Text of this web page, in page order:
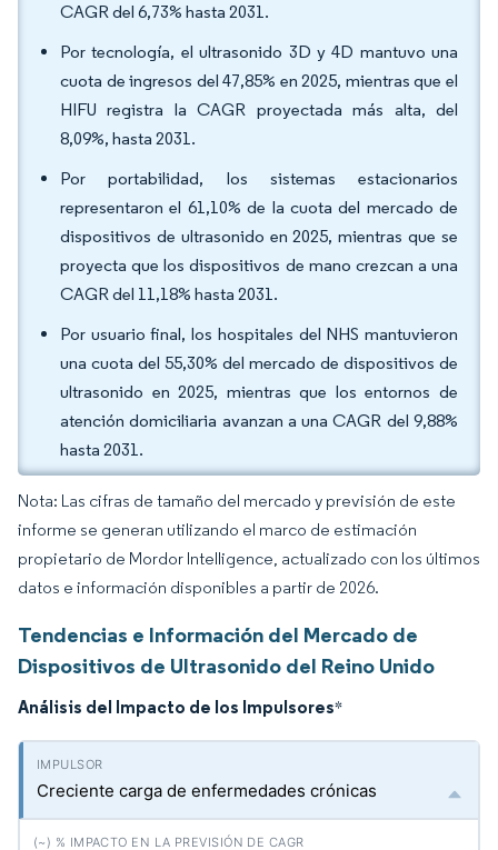
CAGR del 6,73% hasta 2031.
Por tecnología, el ultrasonido 3D y 4D mantuvo una
cuota de ingresos del 47,85% en 2025, mientras que el
HIFU registra la CAGR proyectada más alta, del
8,09%, hasta 2031.
Por portabilidad, los sistemas estacionarios
representaron el 61,10% de la cuota del mercado de
dispositivos de ultrasonido en 2025, mientras que se
proyecta que los dispositivos de mano crezcan a una
CAGR del 11,18% hasta 2031.
Por usuario final, los hospitales del NHS mantuvieron
una cuota del 55,30% del mercado de dispositivos de
ultrasonido en 2025, mientras que los entornos de
atención domiciliaria avanzan a una CAGR del 9,88%
hasta 2031.
Nota: Las cifras de tamaño del mercado y previsión de este
informe se generan utilizando el marco de estimación
propietario de Mordor Intelligence, actualizado con los últimos
datos e información disponibles a partir de 2026.
Tendencias e Información del Mercado de
Dispositivos de Ultrasonido del Reino Unido
Análisis del Impacto de los Impulsores*
Creciente carga de enfermedades crónicas